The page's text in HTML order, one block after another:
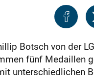
Botsch von der
fünf Medaillen
unterschiedlichen